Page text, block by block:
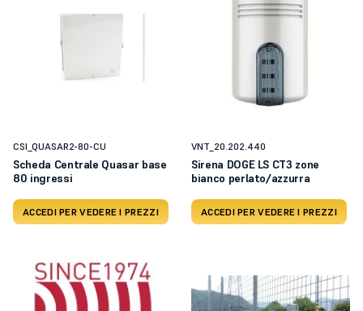
CSI_QUASAR2-80-CU
Scheda Centrale Quasar base
80 ingressi
ACCEDI PER VEDERE I PREZZI
VNT_20.202.440
Sirena DOGE LS CT3 zone
bianco perlato/azzurra
ACCEDI PER VEDERE I PREZZI